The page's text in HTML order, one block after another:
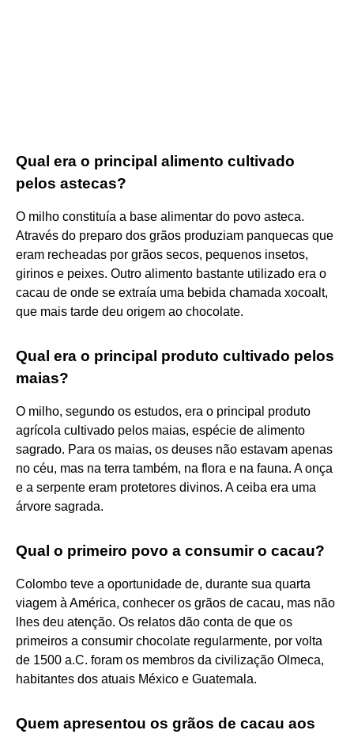
Qual era o principal alimento cultivado
pelos astecas?
O milho constituía a base alimentar do povo asteca.
Através do preparo dos grãos produziam panquecas que
eram recheadas por grãos secos, pequenos insetos,
girinos e peixes. Outro alimento bastante utilizado era o
cacau de onde se extraía uma bebida chamada xocoalt,
que mais tarde deu origem ao chocolate.
Qual era o principal produto cultivado pelos
maias?
O milho, segundo os estudos, era o principal produto
agrícola cultivado pelos maias, espécie de alimento
sagrado. Para os maias, os deuses não estavam apenas
no céu, mas na terra também, na flora e na fauna. A onça
e a serpente eram protetores divinos. A ceiba era uma
árvore sagrada.
Qual o primeiro povo a consumir o cacau?
Colombo teve a oportunidade de, durante sua quarta
viagem à América, conhecer os grãos de cacau, mas não
lhes deu atenção. Os relatos dão conta de que os
primeiros a consumir chocolate regularmente, por volta
de 1500 a.C. foram os membros da civilização Olmeca,
habitantes dos atuais México e Guatemala.
Quem apresentou os grãos de cacau aos